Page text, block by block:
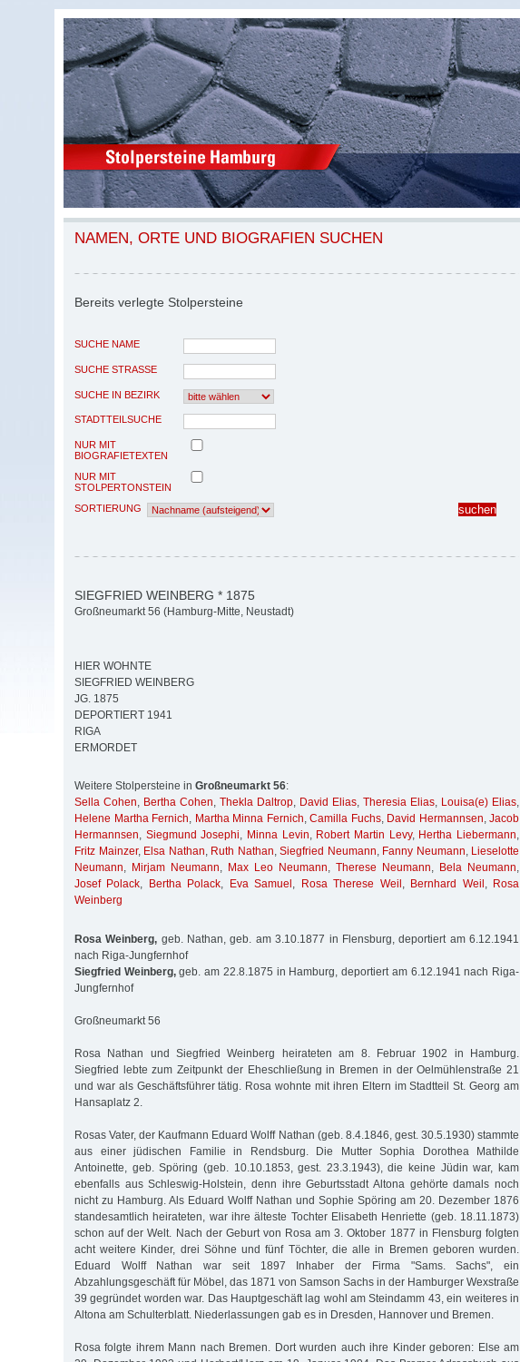
NAMEN, ORTE UND BIOGRAFIEN SUCHEN
Bereits verlegte Stolpersteine
SUCHE NAME
SUCHE STRASSE
SUCHE IN BEZIRK
STADTTEILSUCHE
NUR MIT
BIOGRAFIETEXTEN
NUR MIT
STOLPERTONSTEIN
SORTIERUNG
SIEGFRIED WEINBERG * 1875
Großneumarkt 56 (Hamburg-Mitte, Neustadt)
HIER WOHNTE
SIEGFRIED WEINBERG
JG. 1875
DEPORTIERT 1941
RIGA
ERMORDET
Weitere Stolpersteine in Großneumarkt 56:
Sella Cohen, Bertha Cohen, Thekla Daltrop, David Elias, Theresia Elias, Louisa(e) Elias,
Helene Martha Fernich, Martha Minna Fernich, Camilla Fuchs, David Hermannsen, Jacob
Hermannsen, Siegmund Josephi, Minna Levin, Robert Martin Levy, Hertha Liebermann,
Fritz Mainzer, Elsa Nathan, Ruth Nathan, Siegfried Neumann, Fanny Neumann, Lieselotte
Neumann, Mirjam Neumann, Max Leo Neumann, Therese Neumann, Bela Neumann,
Josef Polack, Bertha Polack, Eva Samuel , Rosa Therese Weil , Bernhard Weil , Rosa
Weinberg
Rosa Weinberg, geb. Nathan, geb. am 3.10.1877 in Flensburg, deportiert am 6.12.1941
nach Riga-Jungfernhof
Siegfried Weinberg,geb. am 22.8.1875 in Hamburg, deportiert am 6.12.1941 nach Riga-
Jungfernhof
Großneumarkt 56
Rosa Nathan und Siegfried Weinberg heirateten am 8. Februar 1902 in Hamburg.
Siegfried lebte zum Zeitpunkt der Eheschließung in Bremen in der Oelmühlenstraße 21
und war als Geschäftsführer tätig. Rosa wohnte mit ihren Eltern im Stadtteil St. Georg am
Hansaplatz 2.
Rosas Vater, der Kaufmann Eduard Wolff Nathan (geb. 8.4.1846, gest. 30.5.1930) stammte
aus einer jüdischen Familie in Rendsburg. Die Mutter Sophia Dorothea Mathilde
Antoinette, geb. Spöring (geb. 10.10.1853, gest. 23.3.1943), die keine Jüdin war, kam
ebenfalls aus Schleswig-Holstein, denn ihre Geburtsstadt Altona gehörte damals noch
nicht zu Hamburg. Als Eduard Wolff Nathan und Sophie Spöring am 20. Dezember 1876
standesamtlich heirateten, war ihre älteste Tochter Elisabeth Henriette (geb. 18.11.1873)
schon auf der Welt. Nach der Geburt von Rosa am 3. Oktober 1877 in Flensburg folgten
acht weitere Kinder, drei Söhne und fünf Töchter, die alle in Bremen geboren wurden.
Eduard Wolff Nathan war seit 1897 Inhaber der Firma "Sams. Sachs", ein
Abzahlungsgeschäft für Möbel, das 1871 von Samson Sachs in der Hamburger Wexstraße
39 gegründet worden war. Das Hauptgeschäft lag wohl am Steindamm 43, ein weiteres in
Altona am Schulterblatt. Niederlassungen gab es in Dresden, Hannover und Bremen.
Rosa folgte ihrem Mann nach Bremen. Dort wurden auch ihre Kinder geboren: Else am